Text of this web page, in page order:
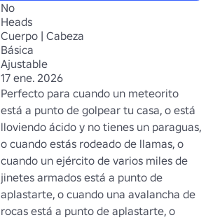
No
Heads
Cuerpo | Cabeza
Básica
Ajustable
17 ene. 2026
Perfecto para cuando un meteorito
está a punto de golpear tu casa, o está
lloviendo ácido y no tienes un paraguas,
o cuando estás rodeado de llamas, o
cuando un ejército de varios miles de
jinetes armados está a punto de
aplastarte, o cuando una avalancha de
rocas está a punto de aplastarte, o